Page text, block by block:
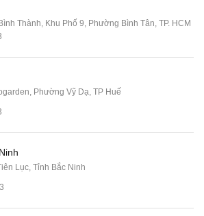
Thành, Khu Phố 9, Phường Bình Tân, TP. HCM
Phường Vỹ Dạ, TP Huế
Lục, Tỉnh Bắc Ninh